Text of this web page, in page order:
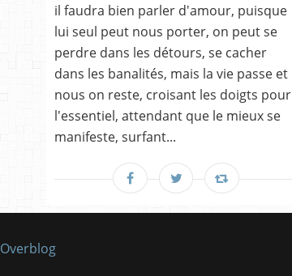
il faudra bien parler d'amour, puisque
lui seul peut nous porter, on peut se
perdre dans les détours, se cacher
dans les banalités, mais la vie passe et
nous on reste, croisant les doigts pour
l'essentiel, attendant que le mieux se
manifeste, surfant...
Overblog